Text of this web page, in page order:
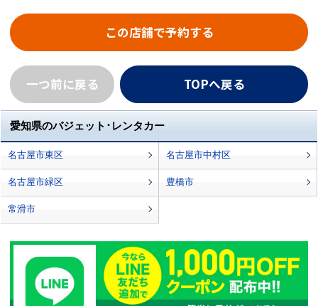
この店舗で予約する
一つ前に戻る TOPへ戻る
愛知県のバジェット･レンタカー
名古屋市東区 名古屋市中村区
名古屋市緑区 豊橋市
常滑市